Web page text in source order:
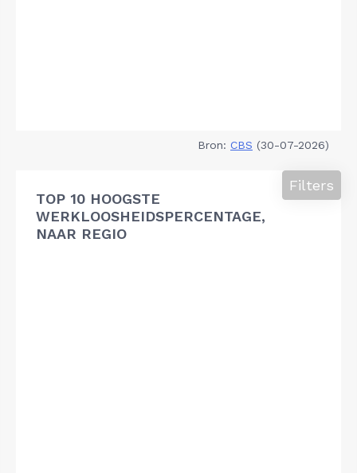
Bron: CBS (30-07-2026)
TOP 10 HOOGSTE
WERKLOOSHEIDSPERCENTAGE,
NAAR REGIO
Filters